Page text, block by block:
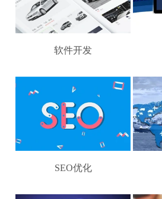
软件开发
SEO优化